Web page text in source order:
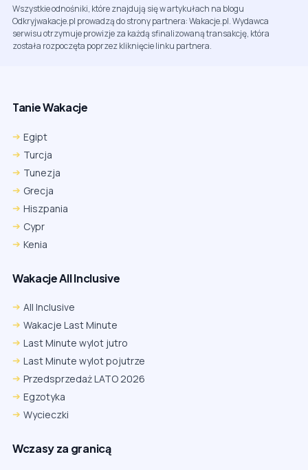
Wszystkie odnośniki, które znajdują się w artykułach na blogu
Odkryjwakacje.pl prowadzą do strony partnera: Wakacje.pl. Wydawca
serwisu otrzymuje prowizje za każdą sfinalizowaną transakcję, która
została rozpoczęta poprzez kliknięcie linku partnera.
Tanie Wakacje
Egipt
Turcja
Tunezja
Grecja
Hiszpania
Cypr
Kenia
Wakacje All Inclusive
All Inclusive
Wakacje Last Minute
Last Minute wylot jutro
Last Minute wylot pojutrze
Przedsprzedaż LATO 2026
Egzotyka
Wycieczki
Wczasy za granicą